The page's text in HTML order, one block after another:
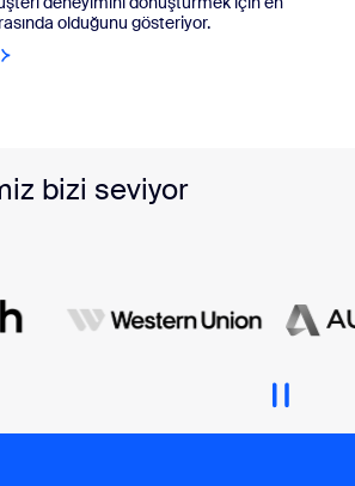
olduğunu gösteriyor.
bizi seviyor